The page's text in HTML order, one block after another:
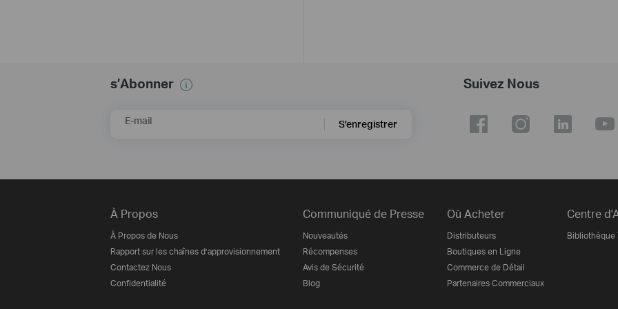
s’Abonner
E-mail S'enregistrer
Suivez Nous
À Propos
À Propos de Nous
Rapport sur les chaînes d’approvisionnement
Contactez Nous
Confidentialité
Communiqué de Presse
Nouveautés
Récompenses
Avis de Sécurité
Blog
Où Acheter
Distributeurs
Boutiques en Ligne
Commerce de Détail
Partenaires Commerciaux
Centre
Bibliothèque